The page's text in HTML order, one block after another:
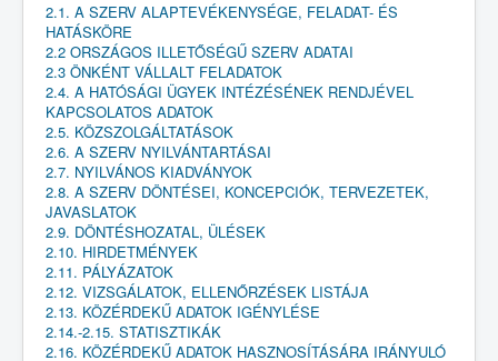
2.1. A SZERV ALAPTEVÉKENYSÉGE, FELADAT- ÉS
HATÁSKÖRE
2.2 ORSZÁGOS ILLETŐSÉGŰ SZERV ADATAI
2.3 ÖNKÉNT VÁLLALT FELADATOK
2.4. A HATÓSÁGI ÜGYEK INTÉZÉSÉNEK RENDJÉVEL
KAPCSOLATOS ADATOK
2.5. KÖZSZOLGÁLTATÁSOK
2.6. A SZERV NYILVÁNTARTÁSAI
2.7. NYILVÁNOS KIADVÁNYOK
2.8. A SZERV DÖNTÉSEI, KONCEPCIÓK, TERVEZETEK,
JAVASLATOK
2.9. DÖNTÉSHOZATAL, ÜLÉSEK
2.10. HIRDETMÉNYEK
2.11. PÁLYÁZATOK
2.12. VIZSGÁLATOK, ELLENŐRZÉSEK LISTÁJA
2.13. KÖZÉRDEKŰ ADATOK IGÉNYLÉSE
2.14.-2.15. STATISZTIKÁK
2.16. KÖZÉRDEKŰ ADATOK HASZNOSÍTÁSÁRA IRÁNYULÓ